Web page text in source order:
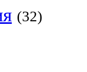
(32)